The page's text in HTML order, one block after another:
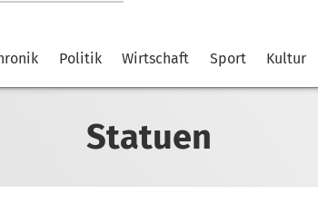
Politik Wirtschaft Sport Kultur
Statuen